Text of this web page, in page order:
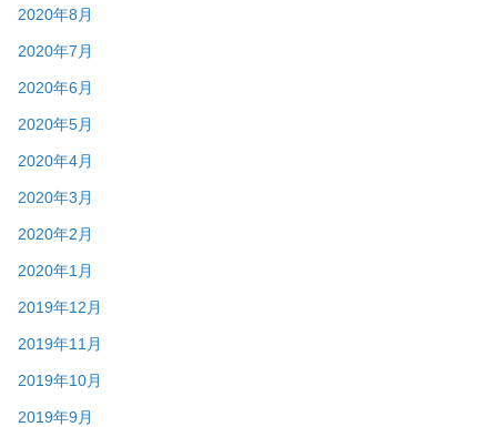
2020年8月
2020年7月
2020年6月
2020年5月
2020年4月
2020年3月
2020年2月
2020年1月
2019年12月
2019年11月
2019年10月
2019年9月